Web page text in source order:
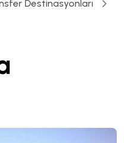
Destinasyonları